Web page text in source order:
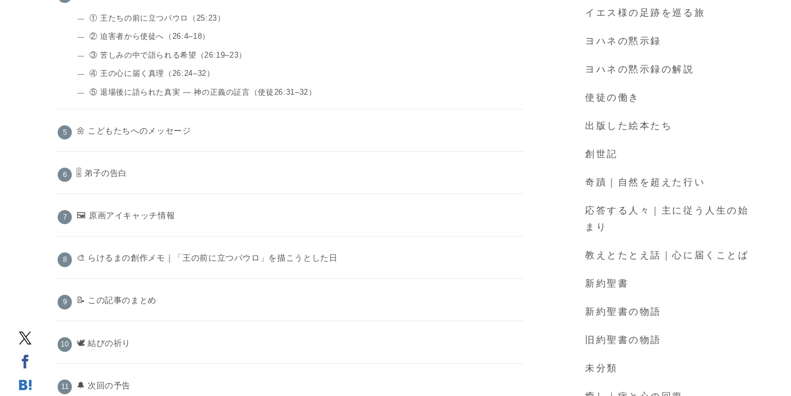
① 王たちの前に立つパウロ（25:23）
② 迫害者から使徒へ（26:4–18）
③ 苦しみの中で語られる希望（26:19–23）
④ 王の心に届く真理（26:24–32）
⑤ 退場後に語られた真実 ― 神の正義の証言（使徒26:31–32）
🌼 こどもたちへのメッセージ
🎚️ 弟子の告白
🖼 原画アイキャッチ情報
🎨 らけるまの創作メモ｜「王の前に立つパウロ」を描こうとした日
📝 この記事のまとめ
🕊️ 結びの祈り
🔔 次回の予告
イエス様の足跡を巡る旅
ヨハネの黙示録
ヨハネの黙示録の解説
使徒の働き
出版した絵本たち
創世記
奇蹟｜自然を超えた行い
応答する人々｜主に従う人生の始
まり
教えとたとえ話｜心に届くことば
新約聖書
新約聖書の物語
旧約聖書の物語
未分類